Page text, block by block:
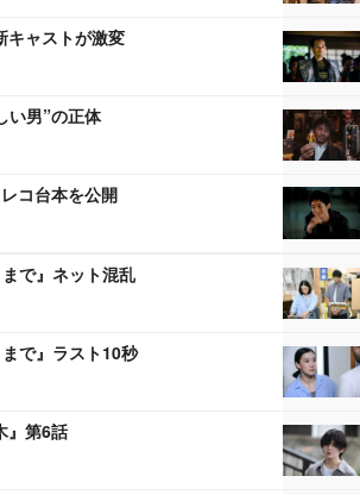
キャストが激変
い男”の正体
コ台本を公開
まで』ネット混乱
まで』ラスト10秒
』第6話